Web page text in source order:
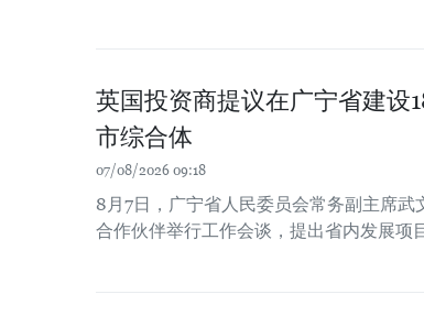
英国投资商提议在广宁省建设
市综合体
07/08/2026 09:18
8月7日，广宁省人民委员会常务副主席
合作伙伴举行工作会谈，提出省内发展项